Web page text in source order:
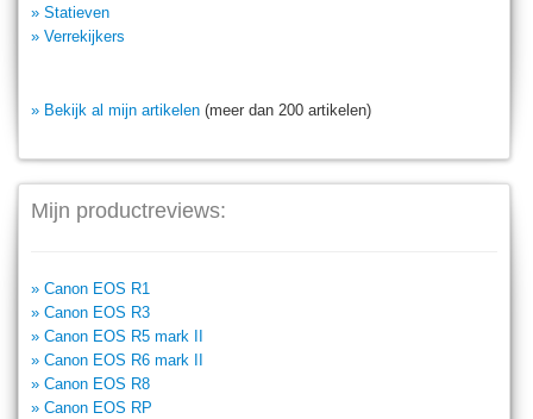
» Statieven
» Verrekijkers
» Bekijk al mijn artikelen (meer dan 200 artikelen)
Mijn productreviews:
» Canon EOS R1
» Canon EOS R3
» Canon EOS R5 mark II
» Canon EOS R6 mark II
» Canon EOS R8
» Canon EOS RP